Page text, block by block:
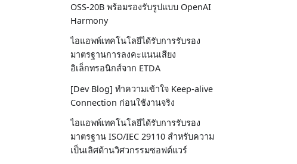
OSS-20B พร้อมรองรับรูปแบบ OpenAI
Harmony
ไอแอพพ์เทคโนโลยีได้รับการรับรอง
มาตรฐานการลงคะแนนเสียง
อิเล็กทรอนิกส์จาก ETDA
[Dev Blog] ทำความเข้าใจ Keep-alive
Connection ก่อนใช้งานจริง
ไอแอพพ์เทคโนโลยีได้รับการรับรอง
มาตรฐาน ISO/IEC 29110 สำหรับความ
เป็นเลิศด้านวิศวกรรมซอฟต์แวร์